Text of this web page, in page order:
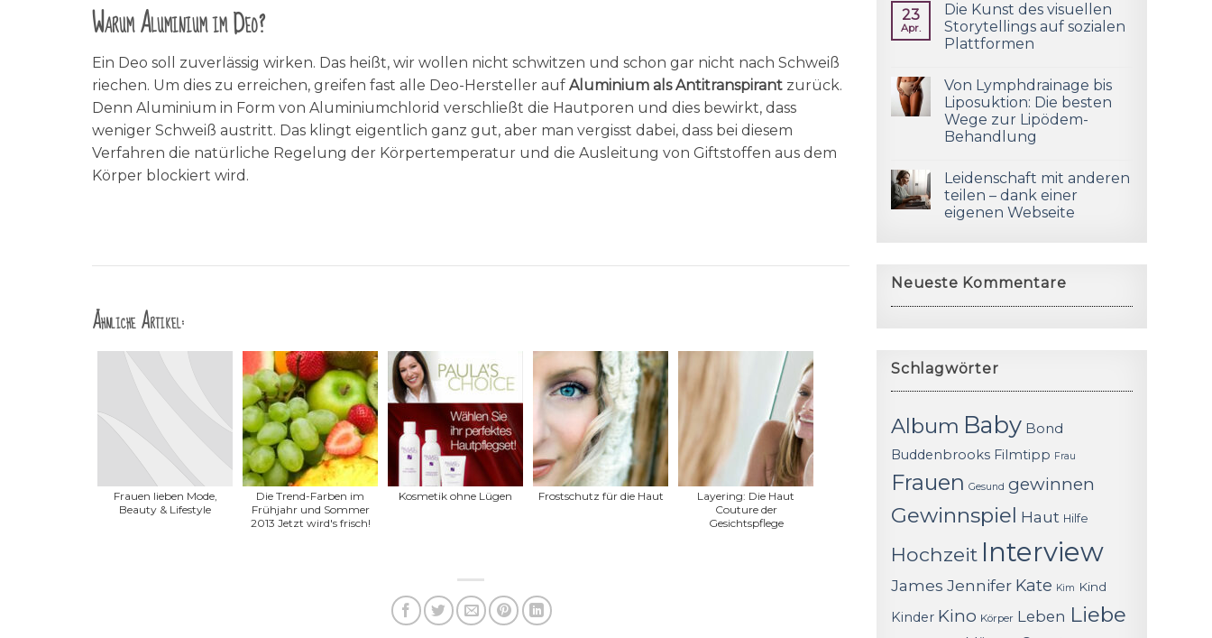
Warum Aluminium im Deo?
Ein Deo soll zuverlässig wirken. Das heißt, wir wollen nicht schwitzen und schon gar nicht nach Schweiß
riechen. Um dies zu erreichen, greifen fast alle Deo-Hersteller auf Aluminium als Antitranspirant zurück.
Denn Aluminium in Form von Aluminiumchlorid verschließt die Hautporen und dies bewirkt, dass
weniger Schweiß austritt. Das klingt eigentlich ganz gut, aber man vergisst dabei, dass bei diesem
Verfahren die natürliche Regelung der Körpertemperatur und die Ausleitung von Giftstoffen aus dem
Körper blockiert wird.
Ähnliche Artikel:
Frauen lieben Mode,
Beauty & Lifestyle
Die Trend-Farben im
Frühjahr und Sommer
2013 Jetzt wird's frisch!
Kosmetik ohne Lügen Frostschutz für die Haut
Layering: Die Haut
Couture der
Gesichtspflege
23
Apr.
Die Kunst des visuellen
Storytellings auf sozialen
Plattformen
Von Lymphdrainage bis
Liposuktion: Die besten
Wege zur Lipödem-
Behandlung
Leidenschaft mit anderen
teilen – dank einer
eigenen Webseite
Neueste Kommentare
Schlagwörter
Album Baby Bond
Buddenbrooks Filmtipp Frau
Frauen Gesund gewinnen
Gewinnspiel Haut Hilfe
Hochzeit Interview
James Jennifer Kate Kim Kind
Kinder Kino Körper Leben Liebe